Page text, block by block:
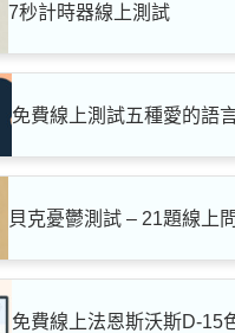
7秒計時器線上測試
免費線上測試五種愛的語
貝克憂鬱測試 – 21題線上
免費線上法恩斯沃斯D-15